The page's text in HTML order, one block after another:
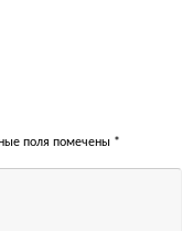
поля помечены *